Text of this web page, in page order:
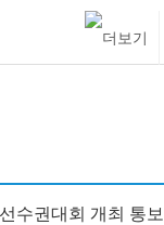
수권대회 개최 통보